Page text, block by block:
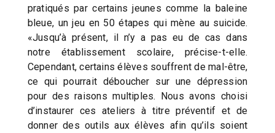
pratiqués par certains jeunes comme la baleine
bleue, un jeu en 50 étapes qui mène au suicide.
«Jusqu’à présent, il n’y a pas eu de cas dans
notre établissement scolaire, précise-t-elle.
Cependant, certains élèves souffrent de mal-être,
ce qui pourrait déboucher sur une dépression
pour des raisons multiples. Nous avons choisi
d’instaurer ces ateliers à titre préventif et de
donner des outils aux élèves afin qu’ils soient